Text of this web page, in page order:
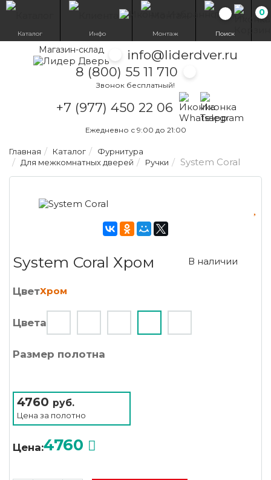
Магазин-склад
info@liderdver.ru
8 (800) 55 11 710
Звонок бесплатный!
+7 (977) 450 22 06
Написать на
Написать на
Ежедневно с 9:00 до 21:00
0
Каталог Инфо Монтаж Поиск
Главная Каталог
Фурнитура
Для межкомнатных дверей
Ручки System Coral
System Coral Хром В наличии
ЦветХром
Цвета
Размер полотна
4760 руб.
Цена за полотно
Цена:4760